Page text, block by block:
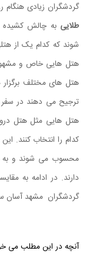
گردشگران زیادی هنگام
طلاییبه چالش کشیده
شوند که کدام یک از
هتل هایی خاص و مشهور
هتل های مختلف
ترجیح می دهند در سفر
هتل هایی مثل هتل
کدام را انتخاب کنند.
محسوب می شوند و به
دارند. در ادامه به
گردشگران مشهد آسان
آنچه در این مطلب می